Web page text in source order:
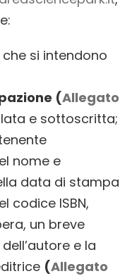
si intendono
(Allegato
e sottoscritta;
nome e
data di stampa
codice ISBN,
un breve
e la
(Allegato